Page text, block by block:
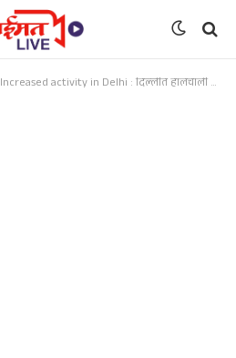
Increased activity in Delhi : दिल्लीत हालचाली वाढल्या; हवाई दल, नौदल प्रमुखांशी पंतप्रधानांची चर्चा